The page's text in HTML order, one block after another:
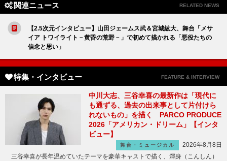
関連ニュース RELATED NEWS
【2.5次元インタビュー】山田ジェームス武＆宮城紘大、舞台「メサ
イア トワイライト－黄昏の荒野－」で初めて描かれる「悪役たちの
信念と思い」
特集・インタビュー FEATURE & INTERVIEW
中川大志、三谷幸喜の最新作は「現代に
も通ずる、過去の出来事として片付けら
れないもの」を描く PARCO PRODUCE
2026「アメリカン・ドリーム」【インタ
ビュー】
舞台・ミュージカル
2026年8月8日
三谷幸喜が長年温めていたテーマを豪華キャストで描く、渾身（こんしん）